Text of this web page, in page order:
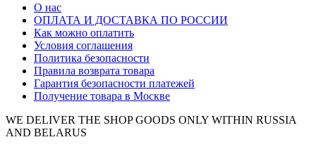
О нас
ОПЛАТА И ДОСТАВКА ПО РОССИИ
Как можно оплатить
Условия соглашения
Политика безопасности
Правила возврата товара
Гарантия безопасности платежей
Получение товара в Москве
WE DELIVER THE SHOP GOODS ONLY WITHIN RUSSIA
AND BELARUS